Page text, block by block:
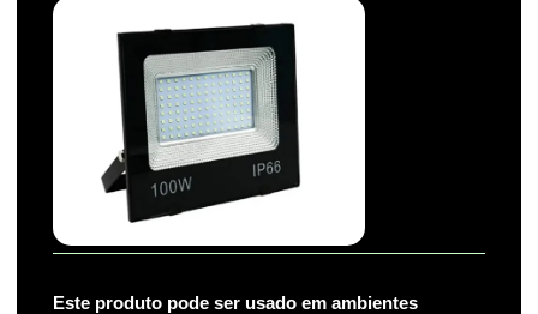
Este produto pode ser usado em ambientes